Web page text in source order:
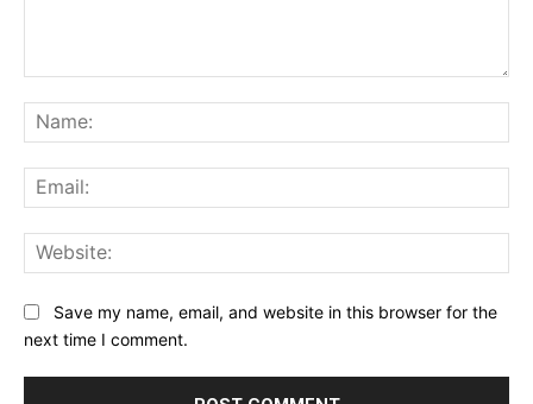
Save my name, email, and website in this browser for the
next time I comment.